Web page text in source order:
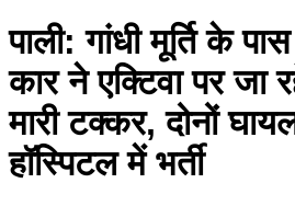
पाली: गांधी मूर्ति के
कार ने एक्टिवा पर जा
मारी टक्कर, दोनों
हॉस्पिटल में भर्ती